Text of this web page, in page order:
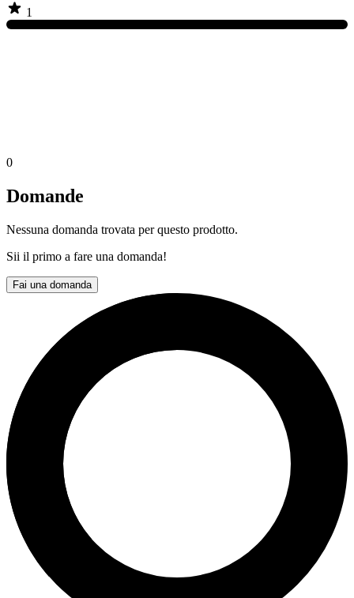
1
0
Domande
Nessuna domanda trovata per questo prodotto.
Sii il primo a fare una domanda!
Fai una domanda